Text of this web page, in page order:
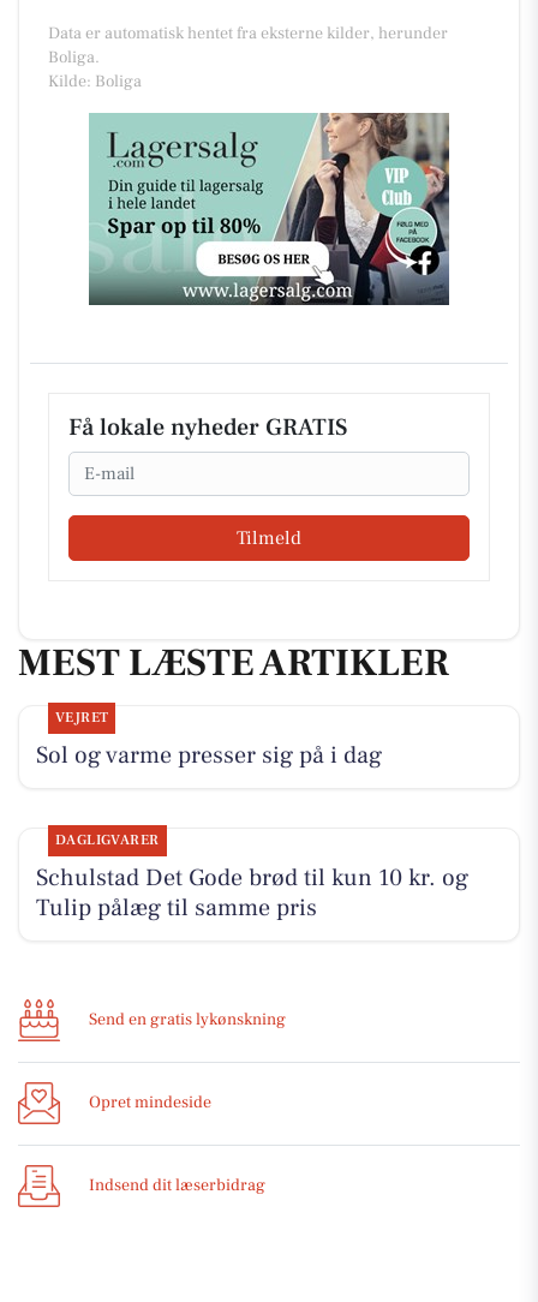
Data er automatisk hentet fra eksterne kilder, herunder
Boliga.
Kilde: Boliga
Få lokale nyheder GRATIS
Email
Tilmeld
MEST LÆSTE ARTIKLER
VEJRET
Sol og varme presser sig på i dag
DAGLIGVARER
Schulstad Det Gode brød til kun 10 kr. og
Tulip pålæg til samme pris
Send en gratis lykønskning
Opret mindeside
Indsend dit læserbidrag